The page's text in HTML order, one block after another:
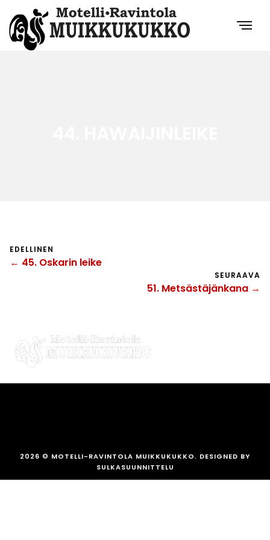
EDELLINEN
← 45. Oskarin leike
SEURAAVA
51. Metsästäjänkana →
2026 © MOTELLI-RAVINTOLA MUIKKUKUKKO. DESIGNED BY
SULKASUUNNITTELU